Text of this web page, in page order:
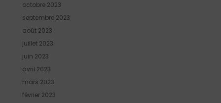
octobre 2023
septembre 2023
août 2023
juillet 2023
juin 2023
avril 2023
mars 2023
février 2023